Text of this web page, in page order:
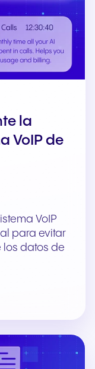
la
VoIP de
VoIP
para evitar
los datos de